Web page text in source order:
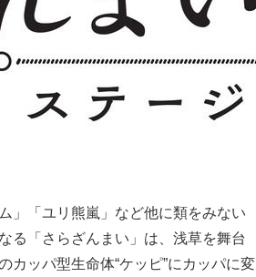
」「ユリ熊嵐」など他に類をみない
る「さらざんまい」は、浅草を舞台
カッパ型生命体“ケッピ”にカッパに変